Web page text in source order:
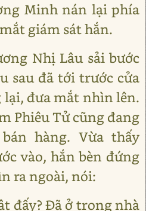
Minh nán lại phía
giám sát hắn.
Nhị Lâu sải bước
sau đã tới trước cửa
đưa mắt nhìn lên.
Phiêu Tử cũng đang
hàng. Vừa thấy
vào, hắn bèn đứng
ra ngoài, nói:
đấy? Đã ở trong nhà